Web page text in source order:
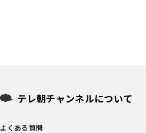
テレ朝チャンネルについて
よくある質問